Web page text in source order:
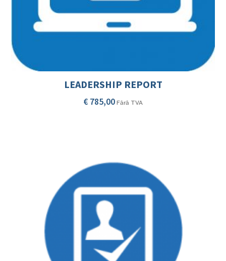
LEADERSHIP REPORT
€ 785,00 Fără TVA